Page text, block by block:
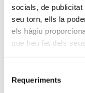
socials, de publicitat
seu torn, ells la
els hàgiu
que heu fet dels
Requeriments